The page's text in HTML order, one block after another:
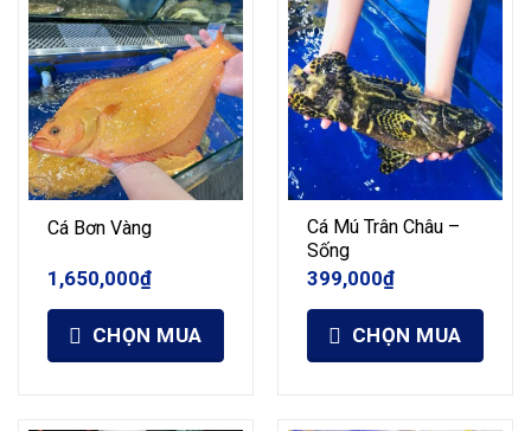
Cá Bơn Vàng
1,650,000₫
CHỌN MUA
Cá Mú Trân Châu –
Sống
399,000₫
CHỌN MUA